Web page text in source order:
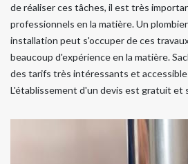
de réaliser ces tâches, il est très
professionnels en la matière. Un
installation peut s'occuper de ces
beaucoup d'expérience en la matière.
des tarifs très intéressants et
L'établissement d'un devis est gratuit et